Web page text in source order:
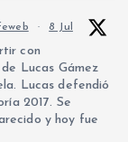
· 8 Jul
con
Lucas Gámez
Lucas defendió
2017. Se
y hoy fue